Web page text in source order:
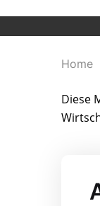
Home
Diese